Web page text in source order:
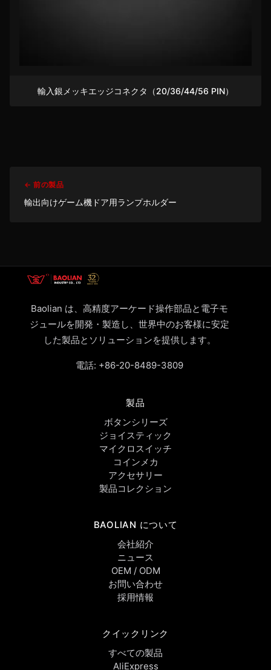
輸入銀メッキエッジコネクタ（20/36/44/56 PIN）
← 前の製品
輸出向けゲーム機ドア用ランプホルダー
Baolian は、高精度アーケード操作部品と電子モ
ジュールを開発・製造し、世界中のお客様に安定
した製品とソリューションを提供します。
電話: +86-20-8489-3809
製品
ボタンシリーズ
ジョイスティック
マイクロスイッチ
コインメカ
アクセサリー
製品コレクション
BAOLIAN について
会社紹介
ニュース
OEM / ODM
お問い合わせ
採用情報
クイックリンク
すべての製品
AliExpress